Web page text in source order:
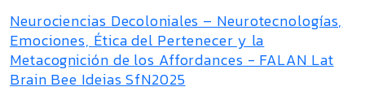
Neurociencias Decoloniales – Neurotecnologías,
Emociones, Ética del Pertenecer y la
Metacognición de los Affordances - FALAN Lat
Brain Bee Ideias SfN2025